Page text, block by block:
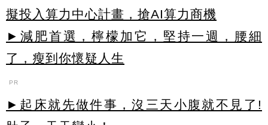
擬投入算力中心計畫，搶AI算力商機
►減肥首選，檸檬加它，堅持一週，腰細
了，瘦到你懷疑人生
PR
►起床就先做件事，沒三天小腹就不見了!